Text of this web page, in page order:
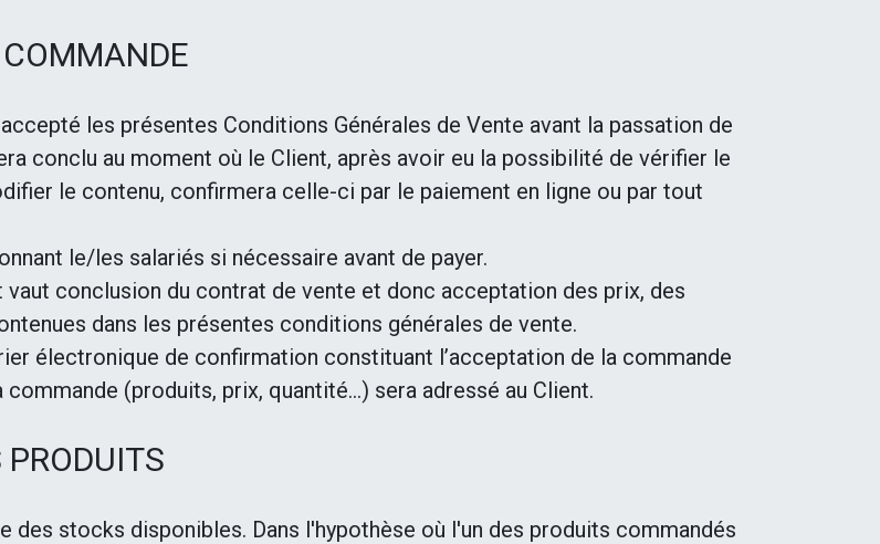
les présentes Conditions Générales de Vente avant la passation de
conclu au moment où le Client, après avoir eu la possibilité de vérifier le
le contenu, confirmera celle-ci par le paiement en ligne ou par tout
le/les salariés si nécessaire avant de payer.
conclusion du contrat de vente et donc acceptation des prix, des
dans les présentes conditions générales de vente.
électronique de confirmation constituant l’acceptation de la commande
(produits, prix, quantité…) sera adressé au Client.
des stocks disponibles. Dans l'hypothèse où l'un des produits commandés